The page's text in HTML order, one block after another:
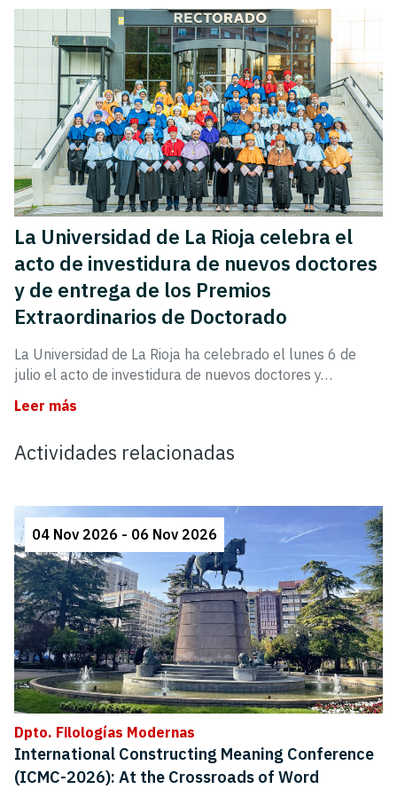
La Universidad de La Rioja celebra el
acto de investidura de nuevos doctores
y de entrega de los Premios
Extraordinarios de Doctorado
La Universidad de La Rioja ha celebrado el lunes 6 de
julio el acto de investidura de nuevos doctores y…
Leer más
Actividades relacionadas
04 Nov 2026 - 06 Nov 2026
Dpto. Filologías Modernas
International Constructing Meaning Conference
(ICMC-2026): At the Crossroads of Word